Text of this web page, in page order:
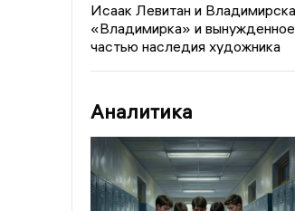
Исаак Левитан и
«Владимирка» и вынужденное
частью наследия художника
Аналитика